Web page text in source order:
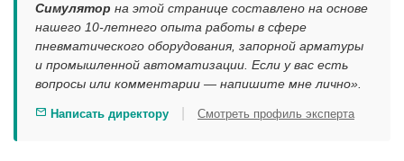
Симулятор на этой странице составлено на основе
нашего 10-летнего опыта работы в сфере
пневматического оборудования, запорной арматуры
и промышленной автоматизации. Если у вас есть
вопросы или комментарии — напишите мне лично».
Написать директору Смотреть профиль эксперта